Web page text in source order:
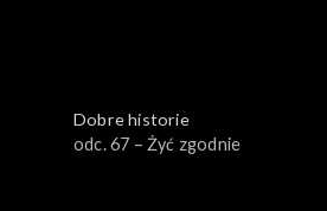
Dobre historie
odc. 67 – Żyć zgodnie